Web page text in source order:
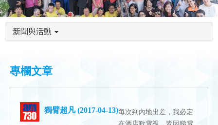
新聞與活動
專欄文章
獨臂超凡 (2017-04-13)每次到內地出差，我必定